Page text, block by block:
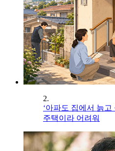
2.
‘아파도 집에서 늙
주택이라 어려워